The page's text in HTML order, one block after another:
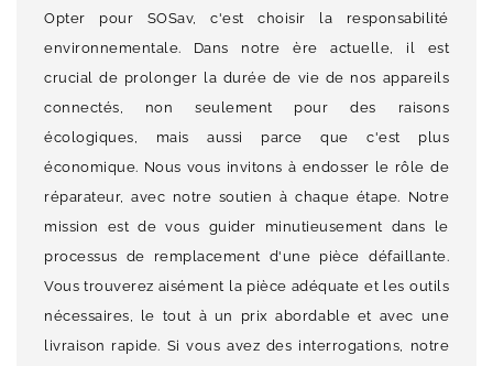
Opter pour SOSav, c'est choisir la responsabilité
environnementale. Dans notre ère actuelle, il est
crucial de prolonger la durée de vie de nos appareils
connectés, non seulement pour des raisons
écologiques, mais aussi parce que c'est plus
économique. Nous vous invitons à endosser le rôle de
réparateur, avec notre soutien à chaque étape. Notre
mission est de vous guider minutieusement dans le
processus de remplacement d'une pièce défaillante.
Vous trouverez aisément la pièce adéquate et les outils
nécessaires, le tout à un prix abordable et avec une
livraison rapide. Si vous avez des interrogations, notre